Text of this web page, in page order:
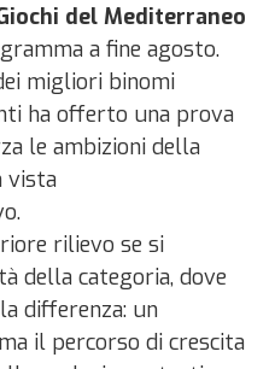
del Mediterraneo
a fine agosto.
migliori binomi
ha offerto una prova
le ambizioni della
vista
rilievo se si
della categoria, dove
differenza: un
il percorso di crescita